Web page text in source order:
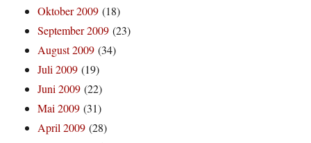
Oktober 2009 (18)
September 2009 (23)
August 2009 (34)
Juli 2009 (19)
Juni 2009 (22)
Mai 2009 (31)
April 2009 (28)